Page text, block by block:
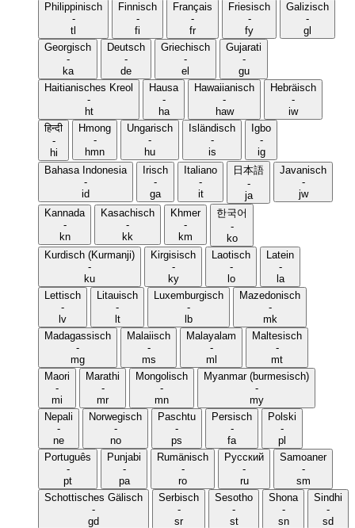
Philippinisch
-
tl
Finnisch
-
fi
Français
-
fr
Friesisch
-
fy
Galizisch
-
gl
Georgisch
-
ka
Deutsch
-
de
Griechisch
-
el
Gujarati
-
gu
Haitianisches Kreol
-
ht
Hausa
-
ha
Hawaiianisch
-
haw
Hebräisch
-
iw
हिन्दी
-
hi
Hmong
-
hmn
Ungarisch
-
hu
Isländisch
-
is
Igbo
-
ig
Bahasa Indonesia
-
id
Irisch
-
ga
Italiano
-
it
日本語
-
ja
Javanisch
-
jw
Kannada
-
kn
Kasachisch
-
kk
Khmer
-
km
한국어
-
ko
Kurdisch (Kurmanji)
-
ku
Kirgisisch
-
ky
Laotisch
-
lo
Latein
-
la
Lettisch
-
lv
Litauisch
-
lt
Luxemburgisch
-
lb
Mazedonisch
-
mk
Madagassisch
-
mg
Malaiisch
-
ms
Malayalam
-
ml
Maltesisch
-
mt
Maori
-
mi
Marathi
-
mr
Mongolisch
-
mn
Myanmar (burmesisch)
-
my
Nepali
-
ne
Norwegisch
-
no
Paschtu
-
ps
Persisch
-
fa
Polski
-
pl
Português
-
pt
Punjabi
-
pa
Rumänisch
-
ro
Русский
-
ru
Samoaner
-
sm
Schottisches Gälisch
-
gd
Serbisch
-
sr
Sesotho
-
st
Shona
-
sn
Sindhi
-
sd